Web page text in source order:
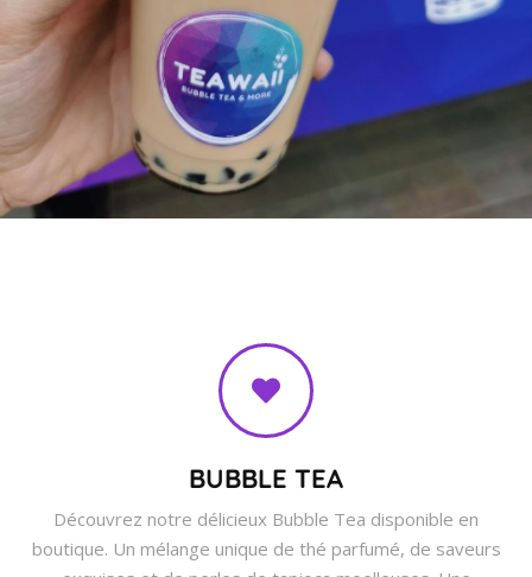
BUBBLE TEA
Découvrez notre délicieux Bubble Tea disponible en
boutique. Un mélange unique de thé parfumé, de saveurs